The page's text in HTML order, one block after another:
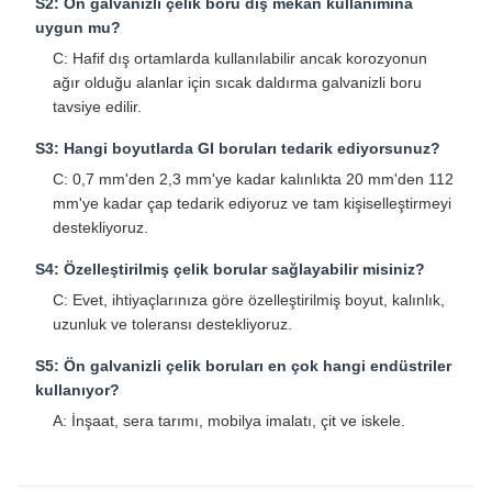
uygun mu?
C: Hafif dış ortamlarda kullanılabilir ancak korozyonun
ağır olduğu alanlar için sıcak daldırma galvanizli boru
tavsiye edilir.
S3: Hangi boyutlarda GI boruları tedarik ediyorsunuz?
C: 0,7 mm'den 2,3 mm'ye kadar kalınlıkta 20 mm'den 112
mm'ye kadar çap tedarik ediyoruz ve tam kişiselleştirmeyi
destekliyoruz.
S4: Özelleştirilmiş çelik borular sağlayabilir misiniz?
C: Evet, ihtiyaçlarınıza göre özelleştirilmiş boyut, kalınlık,
uzunluk ve toleransı destekliyoruz.
S5: Ön galvanizli çelik boruları en çok hangi endüstriler
kullanıyor?
A: İnşaat, sera tarımı, mobilya imalatı, çit ve iskele.